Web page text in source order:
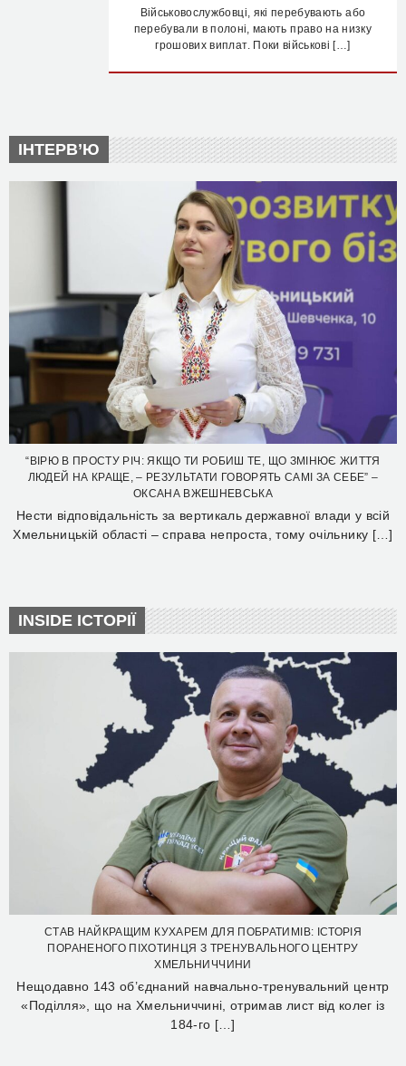
Військовослужбовці, які перебувають або
перебували в полоні, мають право на низку
грошових виплат. Поки військові […]
ІНТЕРВ’Ю
“ВІРЮ В ПРОСТУ РІЧ: ЯКЩО ТИ РОБИШ ТЕ, ЩО ЗМІНЮЄ ЖИТТЯ
ЛЮДЕЙ НА КРАЩЕ, – РЕЗУЛЬТАТИ ГОВОРЯТЬ САМІ ЗА СЕБЕ” –
ОКСАНА ВЖЕШНЕВСЬКА
Нести відповідальність за вертикаль державної влади у всій
Хмельницькій області – справа непроста, тому очільнику […]
INSIDE ІСТОРІЇ
СТАВ НАЙКРАЩИМ КУХАРЕМ ДЛЯ ПОБРАТИМІВ: ІСТОРІЯ
ПОРАНЕНОГО ПІХОТИНЦЯ З ТРЕНУВАЛЬНОГО ЦЕНТРУ
ХМЕЛЬНИЧЧИНИ
Нещодавно 143 об’єднаний навчально-тренувальний центр
«Поділля», що на Хмельниччині, отримав лист від колег із
184-го […]